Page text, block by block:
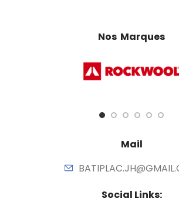
Nos Marques
Mail
Social Links: